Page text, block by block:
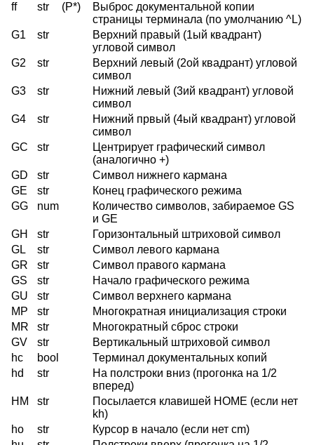
ff
str (P*)
Выброс документальной копии
страницы терминала (по умолчанию ^L)
G1
str
Верхний правый (1ый квадрант)
угловой символ
G2
str
Верхний левый (2ой квадрант) угловой
символ
G3
str
Нижний левый (3ий квадрант) угловой
символ
G4
str
Нижний првый (4ый квадрант) угловой
символ
GC
str
Центрирует графический символ
(аналогично +)
GD
str
Символ нижнего кармана
GE
str
Конец графического режима
GG
num
Количество символов, забираемое GS
и GE
GH
str
Горизонтальный штриховой символ
GL
str
Символ левого кармана
GR
str
Символ правого кармана
GS
str
Начало графического режима
GU
str
Символ верхнего кармана
MP
str
Многократная инициализация строки
MR
str
Многократный сброс строки
GV
str
Вертикальный штриховой символ
hc
bool
Терминал документальных копий
hd
str
На полстроки вниз (прогонка на 1/2
вперед)
HM
str
Посылается клавишей HOME (если нет
kh)
ho
str
Курсор в начало (если нет cm)